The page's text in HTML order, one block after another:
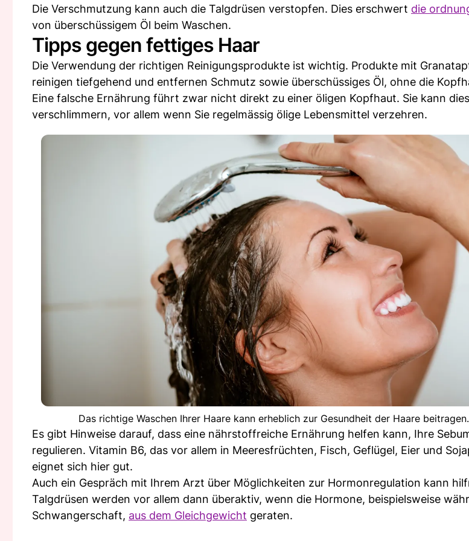
Die Verschmutzung kann auch die Talgdrüsen verstopfen. Dies erschwert die
von überschüssigem Öl beim Waschen.
Tipps gegen fettiges Haar
Die Verwendung der richtigen Reinigungsprodukte ist wichtig. Produkte mit
reinigen tiefgehend und entfernen Schmutz sowie überschüssiges Öl, ohne die
Eine falsche Ernährung führt zwar nicht direkt zu einer öligen Kopfhaut. Sie kann
verschlimmern, vor allem wenn Sie regelmässig ölige Lebensmittel verzehren.
Das richtige Waschen Ihrer Haare kann erheblich zur Gesundheit der Haare
Es gibt Hinweise darauf, dass eine nährstoffreiche Ernährung helfen kann, Ihre
regulieren. Vitamin B6, das vor allem in Meeresfrüchten, Fisch, Geflügel, Eier und
eignet sich hier gut.
Auch ein Gespräch mit Ihrem Arzt über Möglichkeiten zur Hormonregulation kann
Talgdrüsen werden vor allem dann überaktiv, wenn die Hormone, beispielsweise
Schwangerschaft, aus dem Gleichgewicht geraten.